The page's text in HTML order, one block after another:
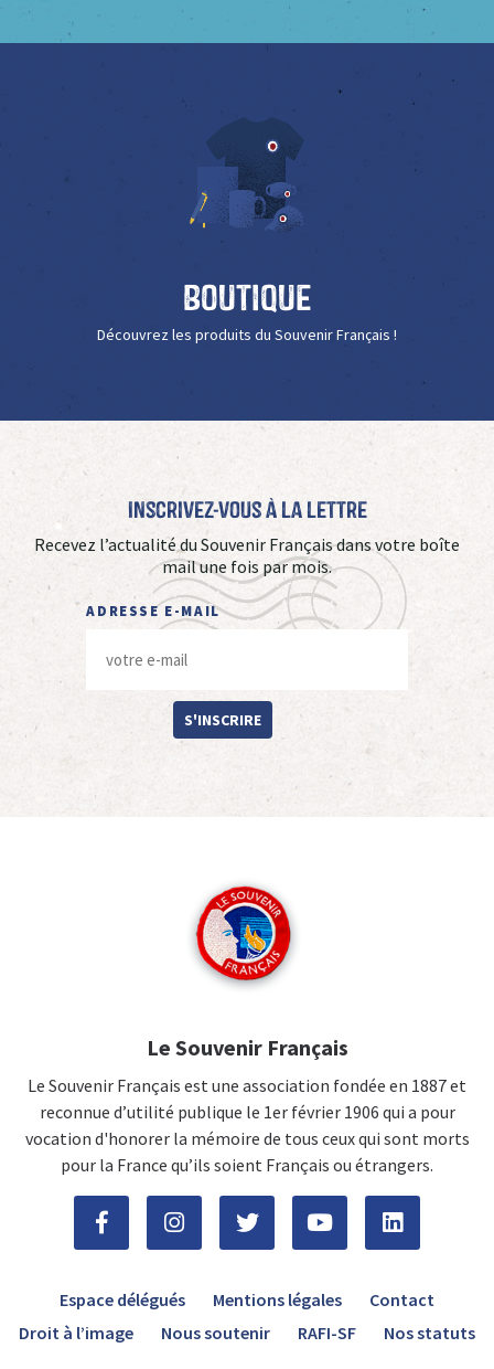
Boutique
Découvrez les produits du Souvenir Français !
Inscrivez-vous à La Lettre
Recevez l’actualité du Souvenir Français dans votre boîte
mail une fois par mois.
ADRESSE E-MAIL
S'INSCRIRE
Le Souvenir Français
Le Souvenir Français est une association fondée en 1887 et
reconnue d’utilité publique le 1er février 1906 qui a pour
vocation d'honorer la mémoire de tous ceux qui sont morts
pour la France qu’ils soient Français ou étrangers.
Espace délégués Mentions légales
Contact
Droit à l’image
Nous soutenir RAFI-SF Nos statuts